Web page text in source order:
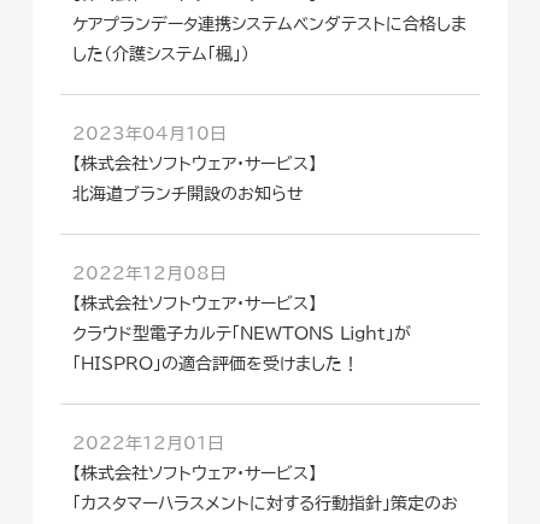
ケアプランデータ連携システムベンダテストに合格しま
した（介護システム「楓」）
2023年04月10日
【株式会社ソフトウェア・サービス】
北海道ブランチ開設のお知らせ
2022年12月08日
【株式会社ソフトウェア・サービス】
クラウド型電子カルテ「NEWTONS Light」が
「HISPRO」の適合評価を受けました！
2022年12月01日
【株式会社ソフトウェア・サービス】
「カスタマーハラスメントに対する行動指針」策定のお